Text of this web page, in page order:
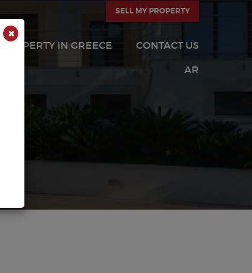
SELL MY PROPERTY
PROPERTY IN GREECE
CONTACT US
AR
×